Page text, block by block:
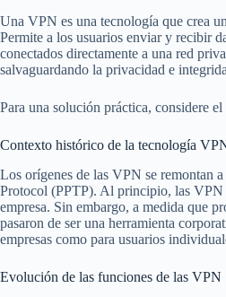
Una VPN es una tecnología que crea
Permite a los usuarios enviar y recibir
conectados directamente a una red
salvaguardando la privacidad e
Para una solución práctica, considere el
Contexto histórico de la tecnología
Los orígenes de las VPN se remontan
Protocol (PPTP). Al principio, las VPN
empresa. Sin embargo, a medida que
pasaron de ser una herramienta
empresas como para usuarios
Evolución de las funciones de las VPN